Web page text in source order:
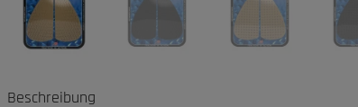
Beschreibung